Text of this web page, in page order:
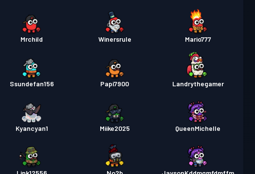
Mrchild Winersrule Mario777
Ssundefan156 Papi7900 Landrythegamer
Kyancyan1 Miike2025 QueenMichelle